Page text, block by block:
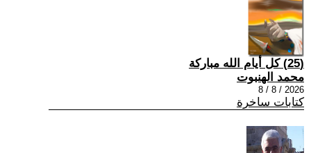
(25) كل أيام الله مباركة
محمد الهنبوت
2026 / 8 / 8
كتابات ساخرة